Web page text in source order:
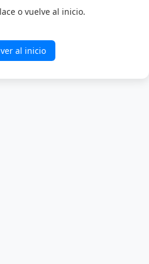
o vuelve al inicio.
al inicio